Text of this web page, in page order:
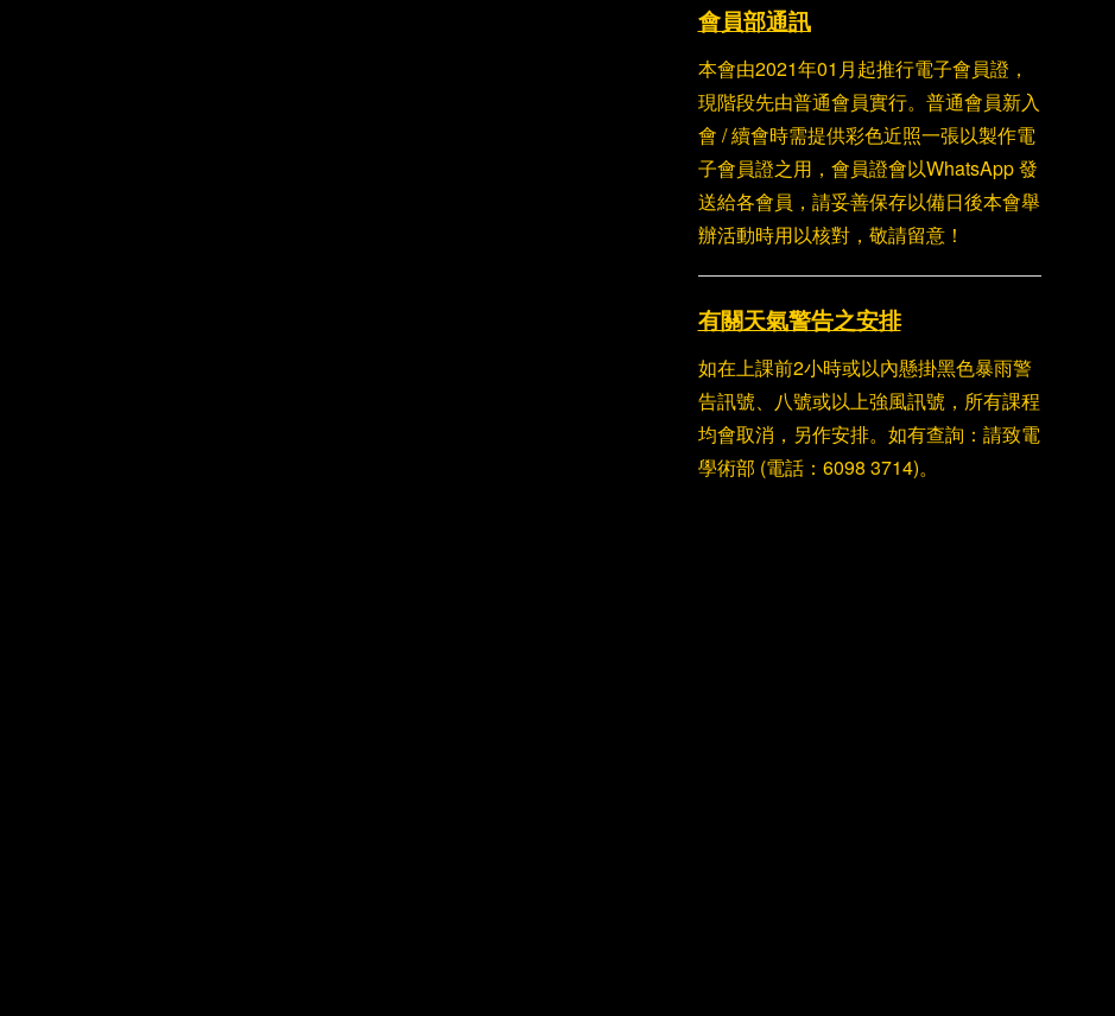
會員部通訊
本會由2021年01月起推行電子會員證，
現階段先由普通會員實行。普通會員新入
會 / 續會時需提供彩色近照一張以製作電
子會員證之用，會員證會以WhatsApp 發
送給各會員，請妥善保存以備日後本會舉
辦活動時用以核對，敬請留意！
有關天氣警告之安排
如在上課前2小時或以內懸掛黑色暴雨警
告訊號、八號或以上強風訊號，所有課程
均會取消，另作安排。如有查詢：請致電
學術部 (電話：6098 3714)。